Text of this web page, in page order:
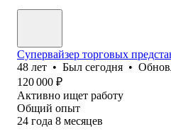
Супервайзер торговых
48 лет • Был сегодня •
120 000 ₽
Активно ищет работу
Общий опыт
24 года 8 месяцев